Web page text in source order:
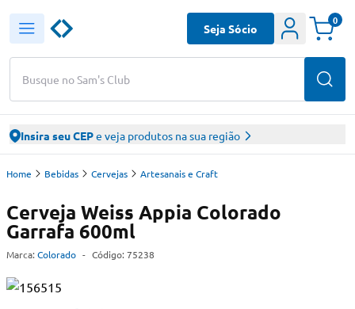
Busque no Sam's Club
Seja Sócio
0
Insira seu CEPe veja produtos na sua região
Home Bebidas Cervejas Artesanais e Craft
Cerveja Weiss Appia Colorado
Garrafa 600ml
Marca: Colorado - Código: 75238